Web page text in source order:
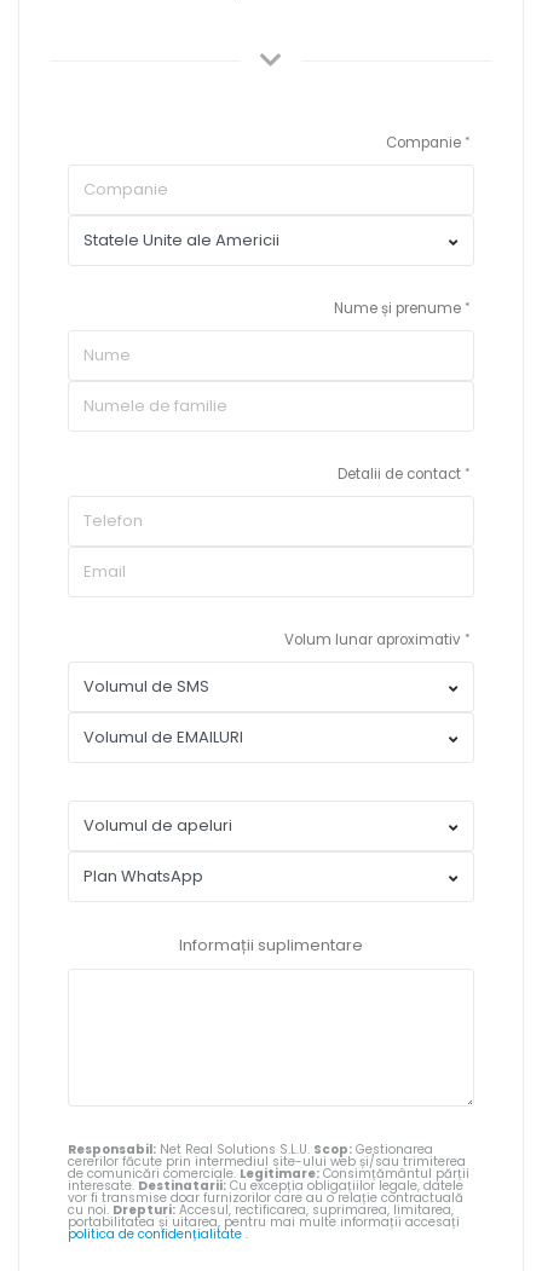
Companie
Nume și prenume
Detalii de contact
Volum lunar aproximativ
Informații suplimentare
Responsabil: Net Real Solutions S.L.U. Scop: Gestionarea
cererilor făcute prin intermediul site-ului web și/sau trimiterea
de comunicări comerciale. Legitimare: Consimțământul părții
interesate. Destinatarii: Cu excepția obligațiilor legale, datele
vor fi transmise doar furnizorilor care au o relație contractuală
cu noi. Drepturi: Accesul, rectificarea, suprimarea, limitarea,
portabilitatea și uitarea, pentru mai multe informații accesați
politica de confidențialitate .